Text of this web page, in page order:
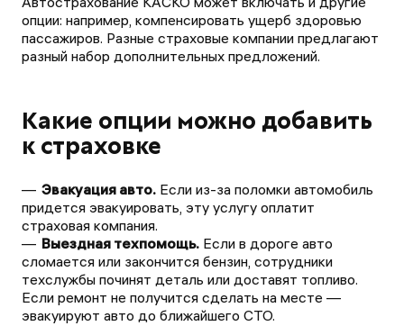
опции: например, компенсировать ущерб здоровью
пассажиров. Разные страховые компании предлагают
разный набор дополнительных предложений.
Какие опции можно добавить
к страховке
Эвакуация авто. Если из-за поломки автомобиль
придется эвакуировать, эту услугу оплатит
страховая компания.
Выездная техпомощь. Если в дороге авто
сломается или закончится бензин, сотрудники
техслужбы починят деталь или доставят топливо.
Если ремонт не получится сделать на месте —
эвакуируют авто до ближайшего СТО.